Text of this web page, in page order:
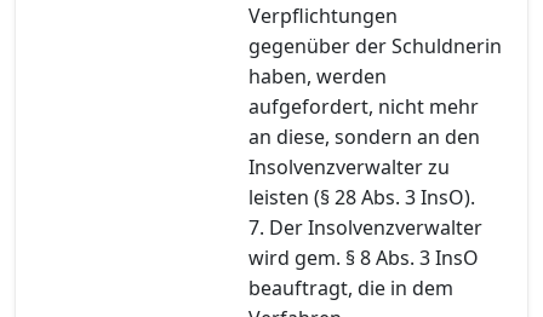
Verpflichtungen
gegenüber der Schuldnerin
haben, werden
aufgefordert, nicht mehr
an diese, sondern an den
Insolvenzverwalter zu
leisten (§ 28 Abs. 3 InsO).
7. Der Insolvenzverwalter
wird gem. § 8 Abs. 3 InsO
beauftragt, die in dem